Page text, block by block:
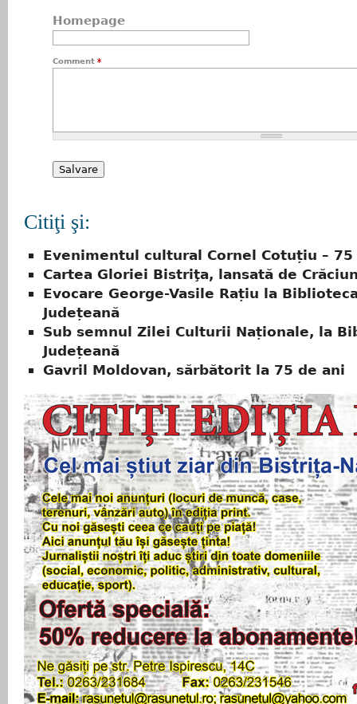
Homepage
Comment *
Citiţi şi:
Evenimentul cultural Cornel Cotuțiu – 75
Cartea Gloriei Bistriţa, lansată de
Evocare George-Vasile Rațiu la
Județeană
Sub semnul Zilei Culturii Naționale, la
Județeană
Gavril Moldovan, sărbătorit la 75 de ani